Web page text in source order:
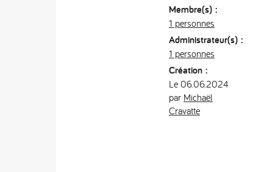
Membre(s) :
1 personnes
Administrateur(s) :
1 personnes
Création :
Le 06.06.2024
par Michaël
Cravatte